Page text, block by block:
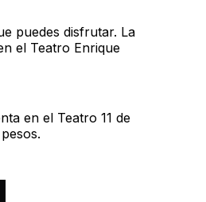
puedes disfrutar. La
el Teatro Enrique
en el Teatro 11 de